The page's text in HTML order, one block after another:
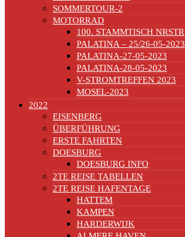
SOMMERTOUR-2
MOTORRAD
100. STAMMTISCH NRSTR
PALATINA – 25/26-05-2023
PALATINA-27-05-2023
PALATINA-28-05-2023
V-STROMTREFFEN 2023
MOSEL-2023
2022
EISENBERG
ÜBERFÜHRUNG
ERSTE FAHRTEN
DOESBURG
DOESBURG INFO
2TE REISE TABELLEN
2TE REISE HAFENTAGE
HATTEM
KAMPEN
HARDERWIJK